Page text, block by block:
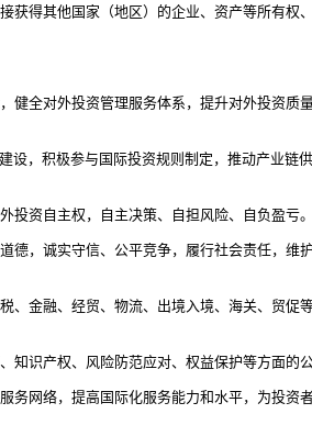
获得其他国家（地区）的企业、资产等所有权
全对外投资管理服务体系，提升对外投资质
，积极参与国际投资规则制定，推动产业链
资自主权，自主决策、自担风险、自负盈亏。
德，诚实守信、公平竞争，履行社会责任，维
金融、经贸、物流、出境入境、海关、贸促
识产权、风险防范应对、权益保护等方面的公
网络，提高国际化服务能力和水平，为投资